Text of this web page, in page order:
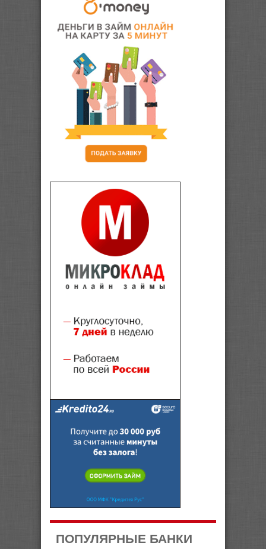
ПОПУЛЯРНЫЕ БАНКИ